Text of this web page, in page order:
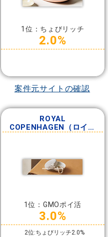
1位：ちょびリッチ
2.0%
案件元サイトの確認
ROYAL
COPENHAGEN（ロイヤ
1位：GMOポイ活
3.0%
2位:ちょびリッチ2.0%